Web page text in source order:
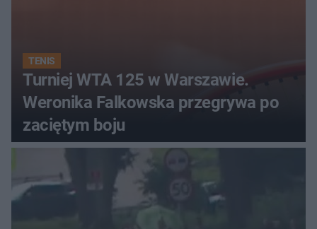
TENIS
Turniej WTA 125 w Warszawie.
Weronika Falkowska przegrywa po
zaciętym boju